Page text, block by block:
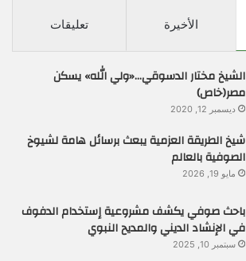
الأخيرة تعليقات
الشيخ مختار الدسوقي…«ولي الله» يسكن
مصر(خاص)
ديسمبر 12, 2020
شيخ الطريقة العزمية يبعث برسائل هامة لشيوخ
الصوفية بالعالم
مايو 19, 2026
باحث صوفي يكشف مشروعية إستخدام الدفوف
في الإنشاد الديني والمديح النبوي
سبتمبر 10, 2025